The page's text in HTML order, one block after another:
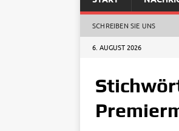
SCHREIBEN SIE UNS
6. AUGUST 2026